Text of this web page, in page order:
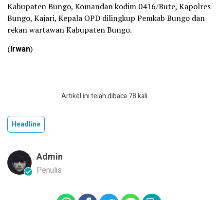
Kabupaten Bungo, Komandan kodim 0416/Bute, Kapolres
Bungo, Kajari, Kepala OPD dilingkup Pemkab Bungo dan
rekan wartawan Kabupaten Bungo.
(Irwan)
Artikel ini telah dibaca 78 kali
Headline
Admin
Penulis